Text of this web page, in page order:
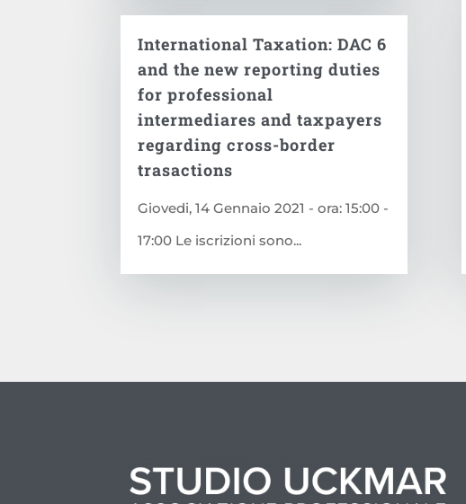
International Taxation: DAC 6
and the new reporting duties
for professional
intermediares and taxpayers
regarding cross-border
trasactions
Giovedi, 14 Gennaio 2021 - ora: 15:00 -
17:00 Le iscrizioni sono...